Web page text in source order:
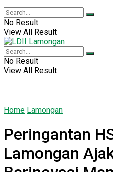
No Result
View All Result
No Result
View All Result
Home Lamongan
Peringantan
Lamongan